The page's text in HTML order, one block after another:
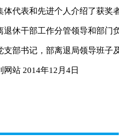
体代表和先进个人介绍了获奖
干部工作分管领导和部门
支部书记，部离退局领导班子
站 2014年12月4日